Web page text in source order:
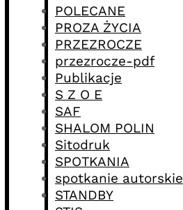
POLECANE
PROZA ŻYCIA
PRZEZROCZE
przezrocze-pdf
Publikacje
S Z O E
SAF
SHALOM POLIN
Sitodruk
SPOTKANIA
spotkanie autorskie
STANDBY